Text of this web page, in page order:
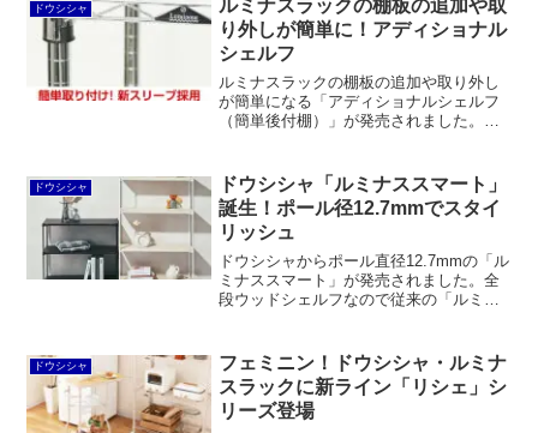
ドウシシャ
ルミナスラックの棚板の追加や取
り外しが簡単に！アディショナル
シェルフ
ルミナスラックの棚板の追加や取り外し
が簡単になる「アディショナルシェルフ
（簡単後付棚）」が発売されました。こ
性でも比較的簡単に組み替えができま
す。
ドウシシャ
ドウシシャ「ルミナススマート」
誕生！ポール径12.7mmでスタイ
リッシュ
ドウシシャからポール直径12.7mmの「ル
ミナススマート」が発売されました。全
段ウッドシェルフなので従来の「ルミナ
いものの、文字通りスマートかつスタイ
リッシュで良いと思います。
ドウシシャ
フェミニン！ドウシシャ・ルミナ
スラックに新ライン「リシェ」シ
リーズ登場